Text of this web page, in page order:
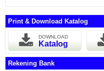
Print & Download Katalog
DOWNLOAD
Katalog
Rekening Bank